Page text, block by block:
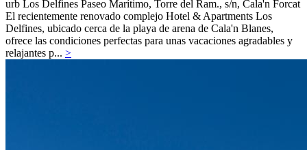
urb Los Delfines Paseo Marítimo, Torre del Ram., s/n, Cala'n Forcat
El recientemente renovado complejo Hotel & Apartments Los
Delfines, ubicado cerca de la playa de arena de Cala'n Blanes,
ofrece las condiciones perfectas para unas vacaciones agradables y
relajantes p... >